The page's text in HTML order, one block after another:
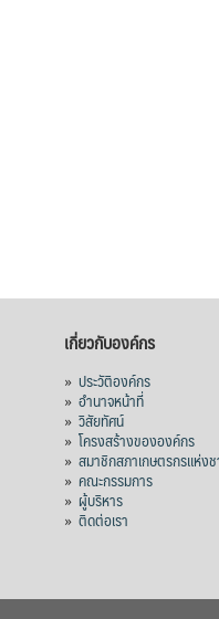
เกี่ยวกับองค์กร
»ประวัติองค์กร
»อำนาจหน้าที่
»วิสัยทัศน์
»โครงสร้างขององค์กร
»สมาชิกสภาเกษตรกรแห่ง
»คณะกรรมการ
» ผู้บริหาร
»ติดต่อเรา